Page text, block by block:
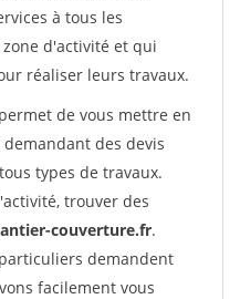
à tous les
d'activité et qui
réaliser leurs travaux.
de vous mettre en
des devis
types de travaux.
trouver des
couverture.fr.
demandent
facilement vous